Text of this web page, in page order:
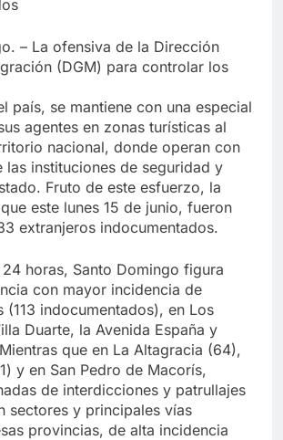
– La ofensiva de la Dirección
(DGM) para controlar los
país, se mantiene con una especial
agentes en zonas turísticas al
nacional, donde operan con
las instituciones de seguridad y
Fruto de este esfuerzo, la
este lunes 15 de junio, fueron
extranjeros indocumentados.
24 horas, Santo Domingo figura
con mayor incidencia de
(113 indocumentados), en Los
Duarte, la Avenida España y
que en La Altagracia (64),
y en San Pedro de Macorís,
de interdicciones y patrullajes
sectores y principales vías
provincias, de alta incidencia